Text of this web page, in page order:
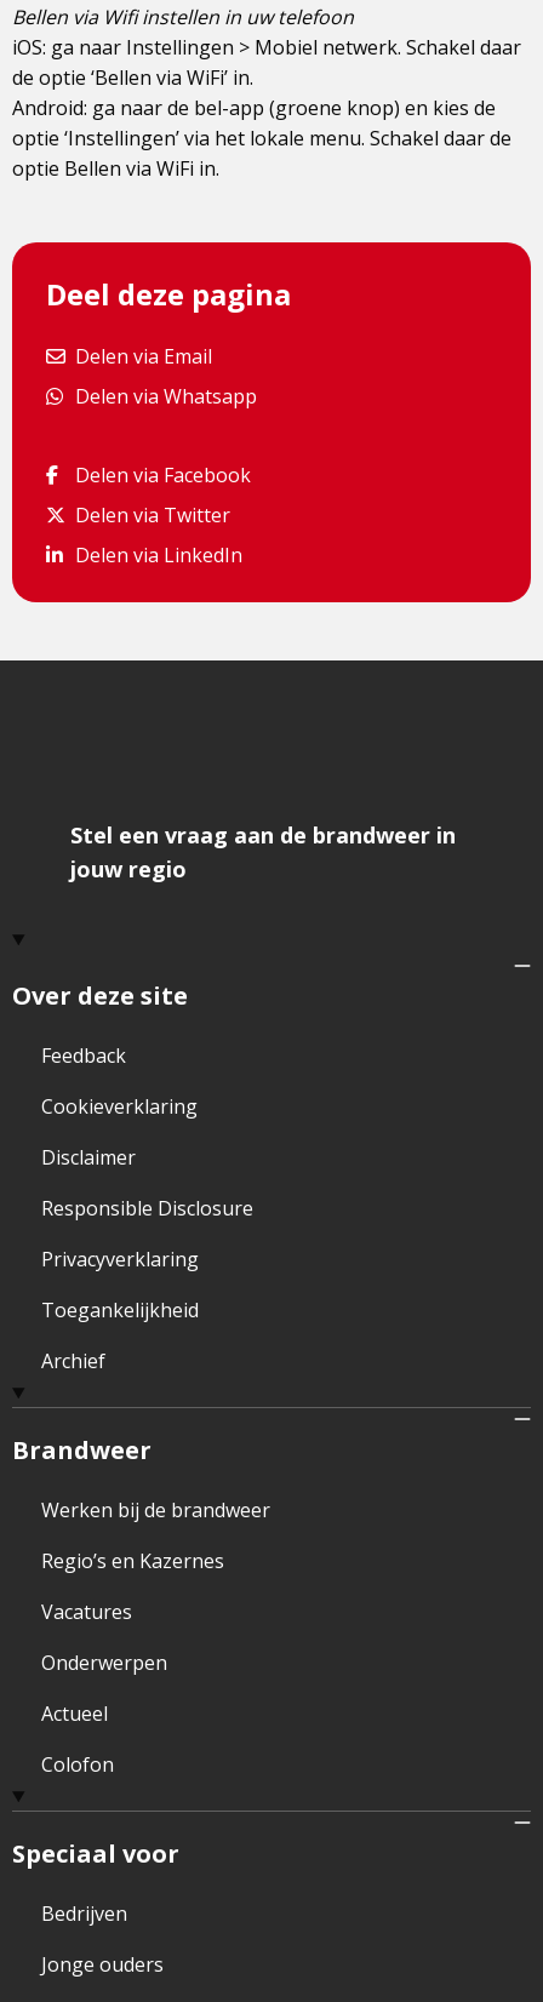
Bellen via Wifi instellen in uw telefoon
iOS: ga naar Instellingen > Mobiel netwerk. Schakel daar
de optie ‘Bellen via WiFi’ in.
Android: ga naar de bel-app (groene knop) en kies de
optie ‘Instellingen’ via het lokale menu. Schakel daar de
optie Bellen via WiFi in.
Deel deze pagina
Delen via Email
Delen via Email
Delen via Whatsapp
Delen via Whatsapp
Delen via Facebook
Delen via Facebook
Delen via Twitter
Delen via Twitter
Delen via LinkedIn
Delen via LinkedIn
Over deze site
Feedback
Cookieverklaring
Disclaimer
Responsible Disclosure
Privacyverklaring
Toegankelijkheid
Archief
Brandweer
Werken bij de brandweer
Regio’s en Kazernes
Vacatures
Onderwerpen
Actueel
Colofon
Speciaal voor
Bedrijven
Jonge ouders
Stel een vraag aan de brandweer in
jouw regio